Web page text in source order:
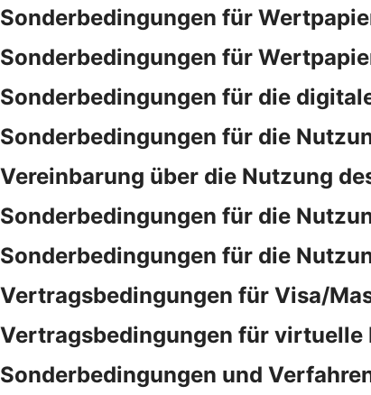
Sonderbedingungen für
Sonderbedingungen für
Sonderbedingungen für die
Sonderbedingungen für die
Vereinbarung über die Nutzung
Sonderbedingungen für die
Sonderbedingungen für die
Vertragsbedingungen für Visa/
Vertragsbedingungen für virtuelle
Sonderbedingungen und